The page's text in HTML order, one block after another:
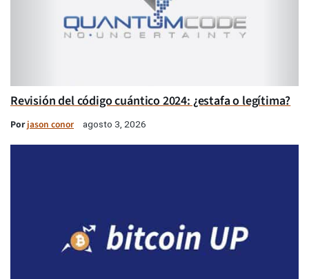
Revisión del código cuántico 2024: ¿estafa o legítima?
Porjason conor agosto 3, 2026